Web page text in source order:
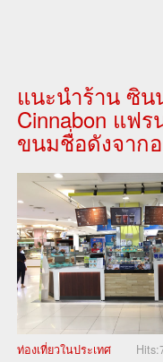
แนะนำร้าน ซิน
Cinnabon แฟ
ขนมชื่อดังจาก
ท่องเที่ยวในประเทศ Hits: